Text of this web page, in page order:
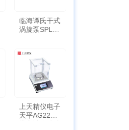
临海谭氏干式
涡旋泵SPL-
上天精仪电子
天平AG2255